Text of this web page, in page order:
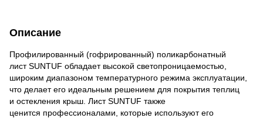
Описание
Профилированный (гофрированный) поликарбонатный
лист SUNTUF обладает высокой светопроницаемостью,
широким диапазоном температурного режима эксплуатации,
что делает его идеальным решением для покрытия теплиц
и остекления крыш. Лист SUNTUF также
ценится профессионалами, которые используют его